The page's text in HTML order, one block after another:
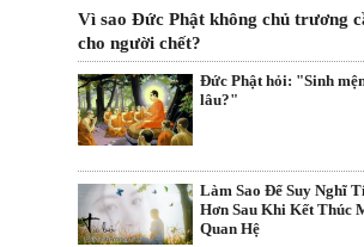
Vì sao Đức Phật không chủ trương
cho người chết?
Đức Phật hỏi: "Sinh
lâu?"
Làm Sao Để Suy Nghĩ
Hơn Sau Khi Kết Thúc
Quan Hệ